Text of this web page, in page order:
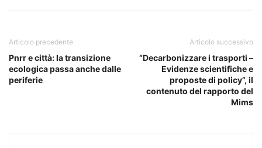
Articolo precedente
Pnrr e città: la transizione
ecologica passa anche dalle
periferie
Articolo successivo
“Decarbonizzare i trasporti –
Evidenze scientifiche e
proposte di policy”, il
contenuto del rapporto del
Mims